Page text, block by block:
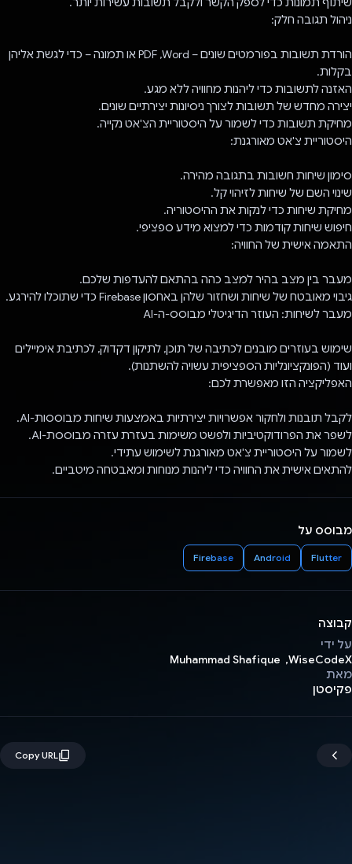
ניהול תגובה חלק:
הורדת תשובות בפורמטים שונים – Word,‏ PDF או תמונה – כדי לגשת אליהן
בקלות.
האזנה לתשובות כדי ליהנות מחוויה ללא מגע.
יצירה מחדש של תשובות לצורך ניסיונות יצירתיים שונים.
מחיקת תשובות כדי לשמור על היסטוריית הצ'אט נקייה.
היסטוריית צ'אט מאורגנת:
סימון שיחות חשובות בתגובה מהירה.
שינוי השם של שיחות לזיהוי קל.
מחיקת שיחות כדי לנקות את ההיסטוריה.
חיפוש שיחות קודמות כדי למצוא מידע ספציפי.
התאמה אישית של החוויה:
מעבר בין מצב בהיר למצב כהה בהתאם להעדפות שלכם.
גיבוי מאובטח של שיחות ושחזור שלהן באחסון Firebase כדי שתוכלו להירגע.
מעבר לשיחות: העוזר הדיגיטלי מבוסס-ה-AI
שימוש בעוזרים מובנים לכתיבה של תוכן, לתיקון דקדוק, לכתיבת אימיילים
ועוד (הפונקציונליות הספציפית עשויה להשתנות).
האפליקציה הזו מאפשרת לכם:
לקבל תובנות ולחקור אפשרויות יצירתיות באמצעות שיחות מבוססות-AI.
לשפר את הפרודוקטיביות ולפשט משימות בעזרת עזרה מבוססת-AI.
לשמור על היסטוריית צ'אט מאורגנת לשימוש עתידי.
להתאים אישית את החוויה כדי ליהנות מנוחות ומאבטחה מיטביים.
מבוסס על
Flutter
Android
Firebase
קבוצה
על ידי
WiseCodeX, ‏ Muhammad Shafique
מאת
פקיסטן